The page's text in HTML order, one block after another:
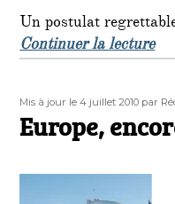
Un postulat
Continuer la lecture
Publié
le
Mis à jour le 4 juillet 2010 Auteur
par
Europe,